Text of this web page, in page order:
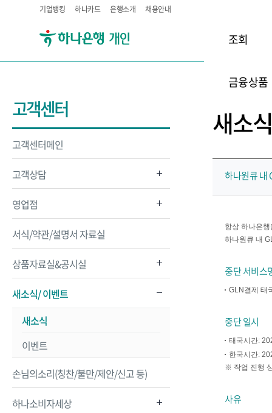
기업뱅킹 하나카드 은행소개 채용안내
조회
금융상품
고객센터
고객센터메인
고객상담
영업점
서식/약관/설명서 자료실
상품자료실&공시실
새소식/ 이벤트
새소식
이벤트
손님의소리(칭찬/불만/제안/신고 등)
하나소비자세상
새소식
하나원큐 내
항상 하나은
하나원큐 내
중단 서비스
GLN결제 태
중단 일시
태국시간:
한국시간:
※ 작업 진행
사유